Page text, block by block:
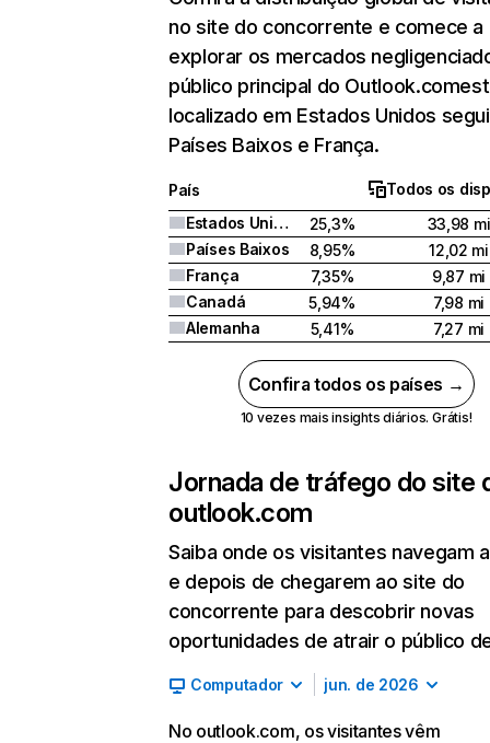
no site do concorrente e comece a
explorar os mercados
público principal do
localizado em Estados Unidos
Países Baixos e França.
País
Todos os
Estados Unidos
25,3%
33,98 mi
Países Baixos
8,95%
12,02 mi
França
7,35%
9,87 mi
Canadá
5,94%
7,98 mi
Alemanha
5,41% 7,27 mi
Confira todos os países →
10 vezes mais insights diários. Grátis!
Jornada de tráfego do site
outlook.com
Saiba onde os visitantes navegam
e depois de chegarem ao site do
concorrente para descobrir novas
oportunidades de atrair o público
Computador jun. de 2026
No outlook.com, os visitantes vêm